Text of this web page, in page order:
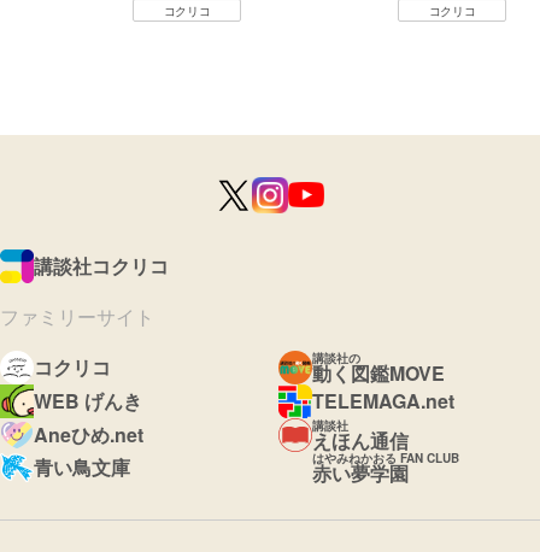
コクリコ コクリコ
講談社コクリコ
ファミリーサイト
コクリコ
講談社の
動く図鑑MOVE
WEB げんき
TELEMAGA.net
Aneひめ.net
講談社
えほん通信
青い鳥文庫
はやみねかおる FAN CLUB
赤い夢学園